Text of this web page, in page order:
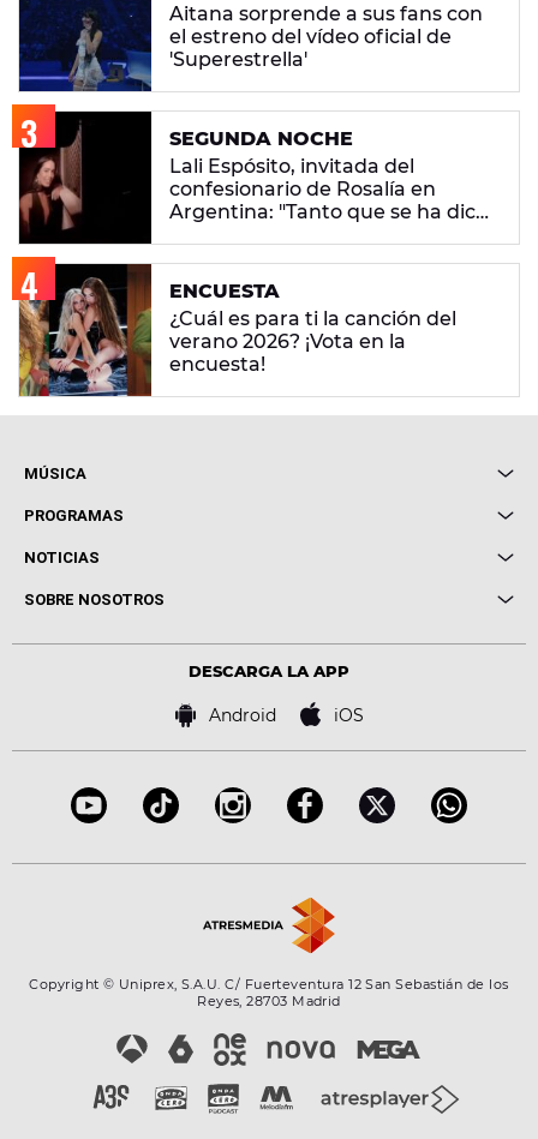
Aitana sorprende a sus fans con
el estreno del vídeo oficial de
'Superestrella'
SEGUNDA NOCHE
Lali Espósito, invitada del
confesionario de Rosalía en
Argentina: "Tanto que se ha dicho
ENCUESTA
¿Cuál es para ti la canción del
verano 2026? ¡Vota en la
encuesta!
MÚSICA
Local de Ensayo Europa FM
Conciertos
PROGRAMAS
Cuerpos especiales
Locutores Europa FM
NOTICIAS
Cine y Televisión
Virales
SOBRE NOSOTROS
Bases de concursos
DESCARGA LA APP
Android iOS
Copyright © Uniprex, S.A.U. C/ Fuerteventura 12 San Sebastián de los
Reyes, 28703 Madrid